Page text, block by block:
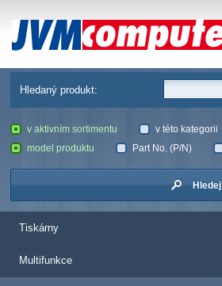
JVM Computers
Hledaný produkt:
v aktivním sortimentu
v této kategorii
model produktu
Part No. (P/N)
Hledej
Tiskárny
Multifunkce